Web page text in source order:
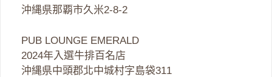
沖縄県那覇市久米2-8-2
PUB LOUNGE EMERALD
2024年入選牛排百名店
沖縄県中頭郡北中城村字島袋311